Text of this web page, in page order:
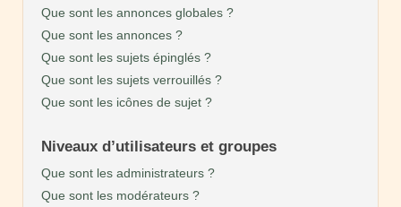
Que sont les annonces globales ?
Que sont les annonces ?
Que sont les sujets épinglés ?
Que sont les sujets verrouillés ?
Que sont les icônes de sujet ?
Niveaux d’utilisateurs et groupes
Que sont les administrateurs ?
Que sont les modérateurs ?